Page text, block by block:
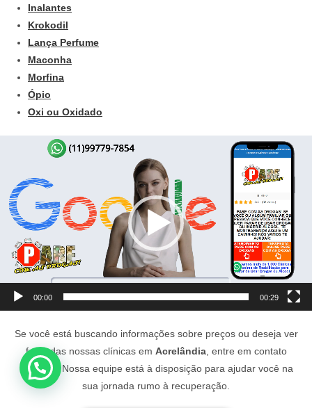
Inalantes
Krokodil
Lança Perfume
Maconha
Morfina
Ópio
Oxi ou Oxidado
00:00 00:29
Se você está buscando informações sobre preços ou deseja ver
fotos das nossas clínicas em Acrelândia, entre em contato
conosco. Nossa equipe está à disposição para ajudar você na
sua jornada rumo à recuperação.